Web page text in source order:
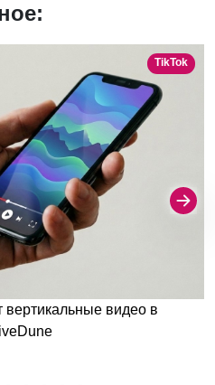
TikTok
вертикальные видео в